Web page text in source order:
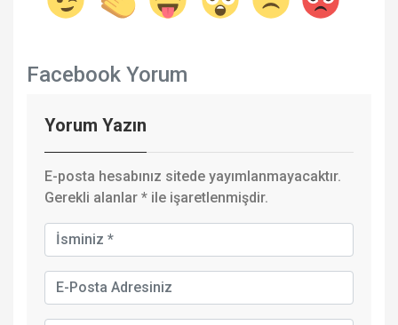
Facebook Yorum
Yorum Yazın
E-posta hesabınız sitede yayımlanmayacaktır.
Gerekli alanlar * ile işaretlenmişdir.